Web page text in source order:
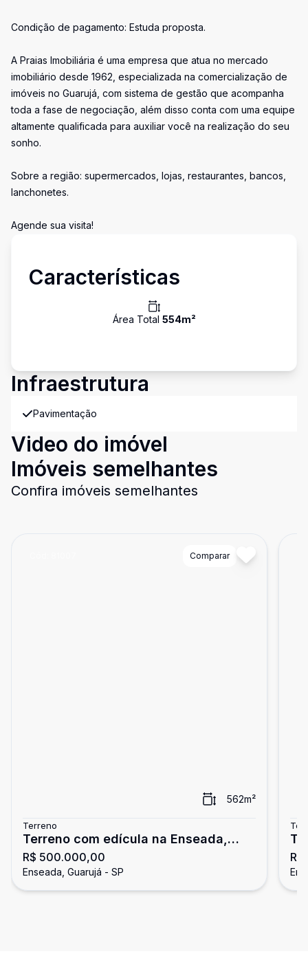
Condição de pagamento: Estuda proposta.
A Praias Imobiliária é uma empresa que atua no mercado
imobiliário desde 1962, especializada na comercialização de
imóveis no Guarujá, com sistema de gestão que acompanha
toda a fase de negociação, além disso conta com uma equipe
altamente qualificada para auxiliar você na realização do seu
sonho.
Sobre a região: supermercados, lojas, restaurantes, bancos,
lanchonetes.
Agende sua visita!
Características
Área Total 554m²
Infraestrutura
Pavimentação
Video do imóvel
Imóveis semelhantes
Confira imóveis semelhantes
Comparar
562m²
Terreno
Terreno com edícula na Enseada,
Guarujá
R$ 500.000,00
Enseada, Guarujá - SP